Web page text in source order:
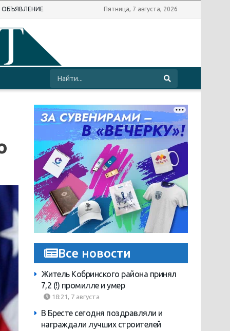
ОБЪЯВЛЕНИЕ Пятница, 7 августа, 2026
Все новости
Житель Кобринского района принял
7,2 (!) промилле и умер
18:21, 7 августа
В Бресте сегодня поздравляли и
награждали лучших строителей